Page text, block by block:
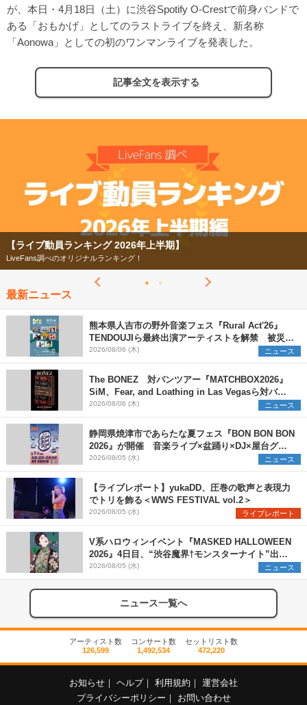
が、本日・4月18日（土）に渋谷Spotify O-Crestで前身バンドで
ある「おもかげ」としてのラストライブを終え、新名称
「Aonowa」としての初のワンマンライブを発表した。
記事全文を表示する
【ライブ動員ランキング 2026年上半期】
LiveFans調べのオリジナルランキング！
最新ニュース
熊本県人吉市の野外音楽フェス『Rural Act'26』
TENDOUJIら最終出演アーティストを解禁 被災地
支援プロジェクトの始動も発表
2026/08/06 (木) ニュース
The BONEZ 対バンツアー『MATCHBOX2026』
SiM、Fear, and Loathing in Las Vegasら対バン
アーティストを一斉解禁
2026/08/06 (木) ニュース
静岡県焼津市であらたな夏フェス『BON BON BON
2026』が開催 音楽ライブ×盆踊り×DJ×屋台グル
メ×ランタンナイトで彩る2日間
2026/08/05 (水) ニュース
【ライブレポート】yukaDD、圧巻の歌声と表現力
でトリを飾る＜WWS FESTIVAL vol.2＞
2026/08/05 (水) ライブレポート
V系ハロウィンイベント『MASKED HALLOWEEN
2026』4日目、“渋谷魔界†モンスターナイト”出演6
組を発表
2026/08/05 (水) ニュース
ニュース一覧へ
アーティスト数
126,599
コンサート数
1,492,534
セットリスト数
472,220
お知らせ ｜ ヘルプ｜ 利用規約 ｜ 運営会社
プライバシーポリシー ｜ お問い合わせ